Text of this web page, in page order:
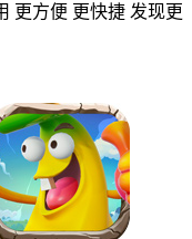
更方便 更快捷 发现更